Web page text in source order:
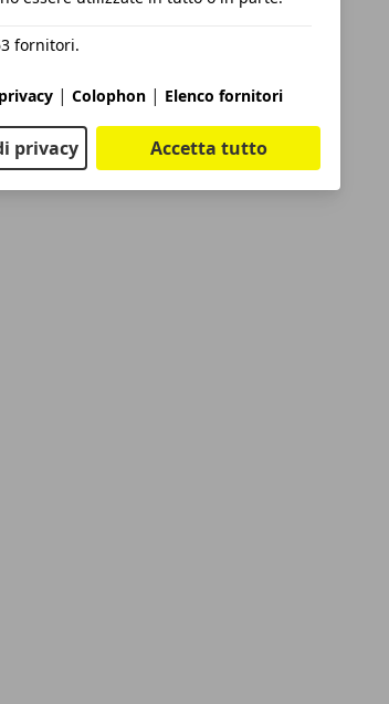
fornitori.
| Colophon | Elenco fornitori
privacy Accetta tutto